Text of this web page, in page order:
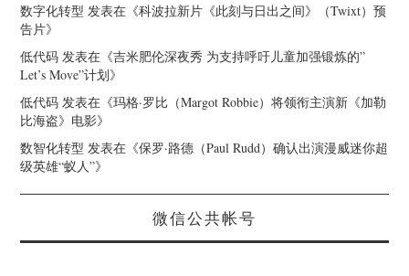
数字化转型 发表在《科波拉新片《此刻与日出之间》（Twixt）预
告片》
低代码 发表在《吉米肥伦深夜秀 为支持呼吁儿童加强锻炼的”
Let’s Move”计划》
低代码 发表在《玛格·罗比（Margot Robbie）将领衔主演新《加勒
比海盗》电影》
数智化转型 发表在《保罗·路德（Paul Rudd）确认出演漫威迷你超
级英雄“蚁人”》
微信公共帐号